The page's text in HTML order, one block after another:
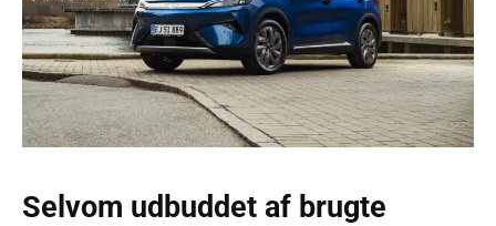
Selvom udbuddet af brugte